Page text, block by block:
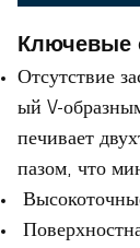
Ключевые
Отсутствие
ый V-
печивает
пазом, что